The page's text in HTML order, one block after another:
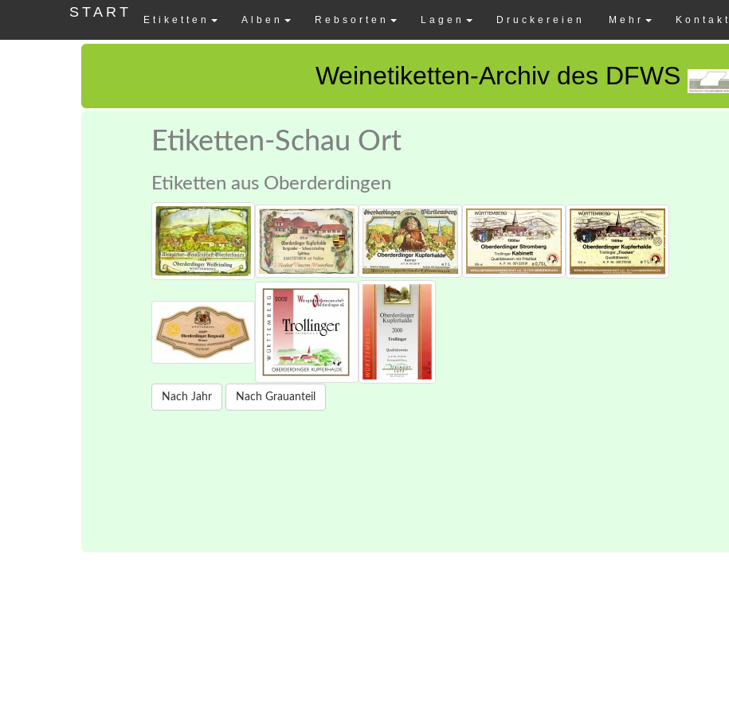
START Etiketten Alben Rebsorten Lagen Druckereien Mehr Kontakt
Weinetiketten-Archiv des DFWS
Etiketten-Schau Ort
Etiketten aus Oberderdingen
Nach Jahr Nach Grauanteil